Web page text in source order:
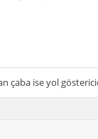
çaba ise yol